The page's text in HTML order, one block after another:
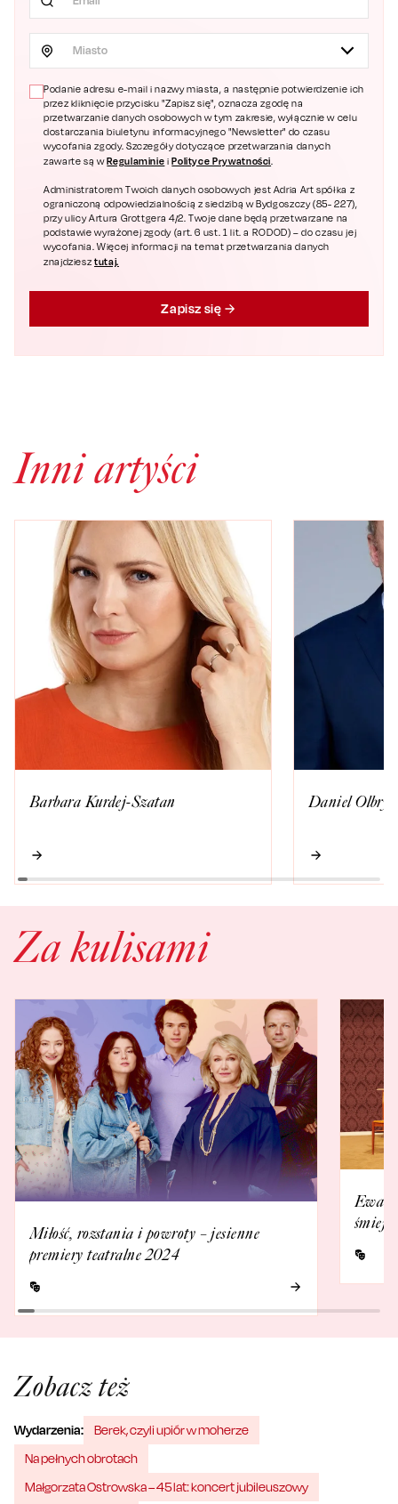
Miasto
Podanie adresu e-mail i nazwy miasta, a następnie potwierdzenie ich
przez kliknięcie przycisku "Zapisz się", oznacza zgodę na
przetwarzanie danych osobowych w tym zakresie, wyłącznie w celu
dostarczania biuletynu informacyjnego "Newsletter" do czasu
wycofania zgody. Szczegóły dotyczące przetwarzania danych
zawarte są wRegulaminie iPolityce Prywatności.
Administratorem Twoich danych osobowych jest Adria Art spółka z
ograniczoną odpowiedzialnością z siedzibą w Bydgoszczy (85- 227),
przy ulicy Artura Grottgera 4/2. Twoje dane będą przetwarzane na
podstawie wyrażonej zgody (art. 6 ust. 1 lit. a RODOD) – do czasu jej
wycofania. Więcej informacji na temat przetwarzania danych
znajdziesztutaj.
Zapisz się
Inni artyści
Barbara Kurdej-Szatan Daniel
Za kulisami
Miłość, rozstania i powroty – jesienne
premiery teatralne 2024
Ewa
śmieje
Zobacz też
Wydarzenia:
Berek, czyli upiór w moherze
Na pełnych obrotach
Małgorzata Ostrowska – 45 lat: koncert jubileuszowy